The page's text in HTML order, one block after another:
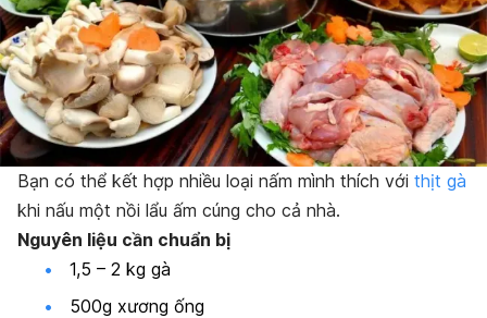
Bạn có thể kết hợp nhiều loại nấm mình thích với thịt gà
khi nấu một nồi lẩu ấm cúng cho cả nhà.
Nguyên liệu cần chuẩn bị
1,5 – 2 kg gà
500g xương ống